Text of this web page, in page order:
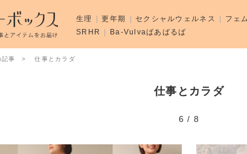
記事 仕事とカラダ
仕事とカラダ
6 / 8
生理 更年期 セクシャルウェルネス フェ
SRHR
Ba-Vulvaばあばるば